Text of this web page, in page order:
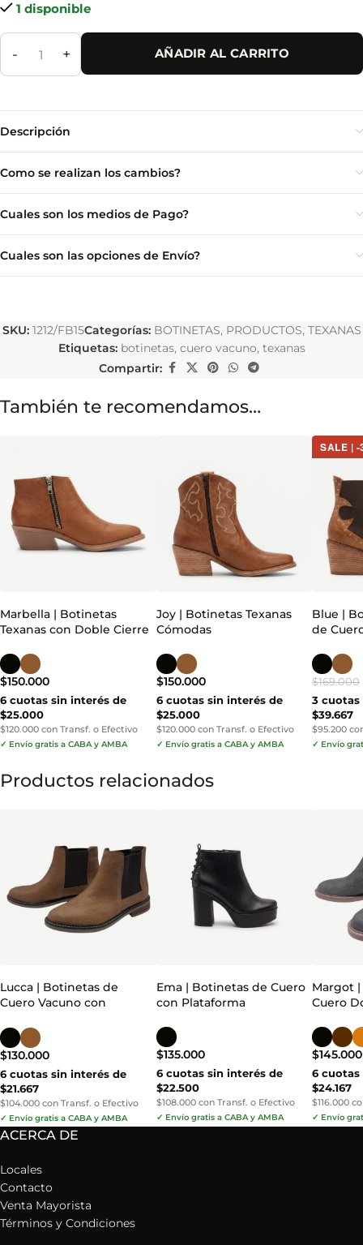
1 disponible
- + AÑADIR AL CARRITO
Descripción
Como se realizan los cambios?
Cuales son los medios de Pago?
Cuales son las opciones de Envío?
SKU: 1212/FB15Categorías: BOTINETAS, PRODUCTOS, TEXANAS
Etiquetas: botinetas, cuero vacuno, texanas
Compartir:
También te recomendamos…
Marbella | Botinetas
Texanas con Doble Cierre
$150.000
6 cuotas sin interés de
$25.000
$120.000 con Transf. o Efectivo
✓ Envío gratis a CABA y AMBA
Joy | Botinetas Texanas
Cómodas
$150.000
6 cuotas sin interés de
$25.000
$120.000 con Transf. o Efectivo
✓ Envío gratis a CABA y AMBA
SALE | -
Blue |
de
$169.000
3 cuotas
$39.667
$95.200
✓ Envío
Productos relacionados
Lucca | Botinetas de
Cuero Vacuno con
$130.000
6 cuotas sin interés de
$21.667
$104.000 con Transf. o Efectivo
✓ Envío gratis a CABA y AMBA
Ema | Botinetas de Cuero
con Plataforma
$135.000
6 cuotas sin interés de
$22.500
$108.000 con Transf. o Efectivo
✓ Envío gratis a CABA y AMBA
Margot
Cuero
$145.000
6 cuotas
$24.167
$116.000
✓ Envío
ACERCA DE
Locales
Contacto
Venta Mayorista
Términos y Condiciones